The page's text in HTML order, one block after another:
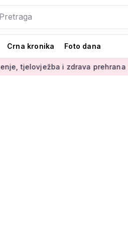
Crna kronika Foto dana
i zdrava prehrana za